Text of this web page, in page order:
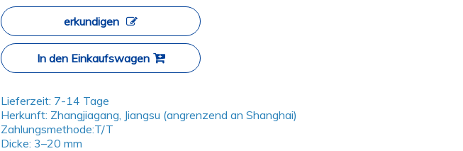
erkundigen
In den Einkaufswagen
Lieferzeit: 7-14 Tage
Herkunft: Zhangjiagang, Jiangsu (angrenzend an Shanghai)
Zahlungsmethode:T/T
Dicke: 3–20 mm